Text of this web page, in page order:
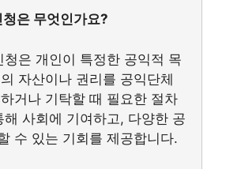
은 무엇인가요?
은 개인이 특정한 공익적 목
자산이나 권리를 공익단체
거나 기탁할 때 필요한 절차
해 사회에 기여하고, 다양한 공
수 있는 기회를 제공합니다.